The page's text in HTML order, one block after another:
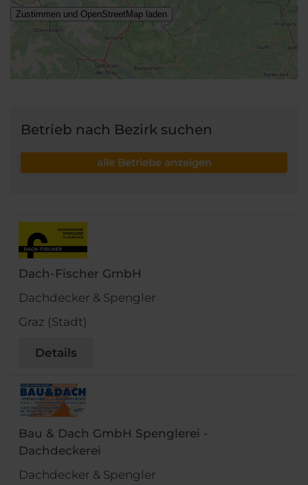
Betrieb nach Bezirk suchen
alle Betriebe anzeigen
Dach-Fischer GmbH
Dachdecker & Spengler
Graz (Stadt)
Details
Bau & Dach GmbH Spenglerei -
Dachdeckerei
Dachdecker & Spengler